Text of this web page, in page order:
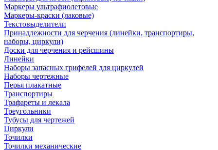
Маркеры ультрафиолетовые
Маркеры-краски (лаковые)
Текстовыделители
Принадлежности для черчения (линейки, транспортиры,
наборы, циркули)
Доски для черчения и рейсшины
Линейки
Наборы запасных грифелей для циркулей
Наборы чертежные
Перья плакатные
Транспортиры
Трафареты и лекала
Треугольники
Тубусы для чертежей
Циркули
Точилки
Точилки механические